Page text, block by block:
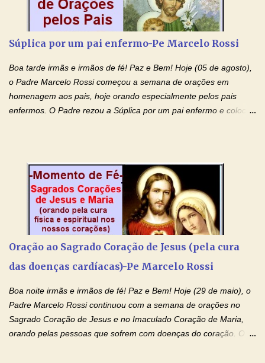
possamos nos livrar de toda opressão diabólica que possa estar
prejudicando a nossa família. Peço também que atenda, em
especial, este pedido que agora faço na Sua presença:
(apresente aqui o seu pedido...) Eu, desde já, agradeço de
coração, confiante que o Senhor me atenderá. Eu louvo o Pai por
ter nos dado o Senhor, Jesus, como presente de Páscoa. eu
agradeço de coração ao Espíri...
Súplica por um pai enfermo-Pe Marcelo Rossi
Boa tarde irmãs e irmãos de fé! Paz e Bem! Hoje (05 de agosto),
o Padre Marcelo Rossi começou a semana de orações em
homenagem aos pais, hoje orando especialmente pelos pais
enfermos. O Padre rezou a Súplica por um pai enfermo e colocou
de Nossa Senhora. Adriana dos Anjos-Devoção e Fé Mensagem
do Padre Marcelo Rossi por E-mail e Facebook: Como foi
anunciado ontem, entramos em uma semana de homenagens
aos nossos pais. Hoje nossas orações serão focadas nos pais
que não se encontram bem de saúde, OS PAIS ENFERMOS!
Amados, durante toda esta semana vamos orar pelos nossos
pais. Vamos dedicar um dia para os pais mais idosos, pais que
estão doentes, pais que estão longe dos filhos, pais que já são
para todos os pais. Hoje vamos d...
Oração ao Sagrado Coração de Jesus (pela cura
das doenças cardíacas)-Pe Marcelo Rossi
Boa noite irmãs e irmãos de fé! Paz e Bem! Hoje (29 de maio), o
Padre Marcelo Rossi continuou com a semana de orações no
Sagrado Coração de Jesus e no Imaculado Coração de Maria,
orando pelas pessoas que sofrem com doenças do coração. O